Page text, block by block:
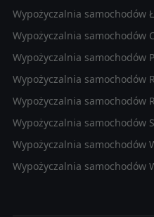
Wypożyczalnia samochodów
Wypożyczalnia samochodów
Wypożyczalnia samochodów
Wypożyczalnia samochodów
Wypożyczalnia samochodów
Wypożyczalnia samochodów
Wypożyczalnia samochodów
Wypożyczalnia samochodów